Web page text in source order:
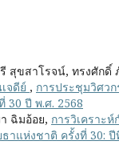
สุขสาโรจน์, ทรงศักดิ์
จดีย์ , การประชุมวิศว
30 ปี พ.ศ. 2568
ฉิมอ้อย, การวิเคราะ
าแห่งชาติ ครั้งที่ 30: